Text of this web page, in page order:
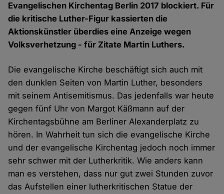
Evangelischen Kirchentag Berlin 2017 blockiert. Für
die kritische Luther-Figur kassierten die
Aktionskünstler überdies eine Anzeige wegen
Volksverhetzung - für Zitate Martin Luthers.
Die evangelische Kirche beschäftigt sich auch mit
den dunklen Seiten von Martin Luther, besonders
mit seinem Antisemitismus. Das jedenfalls war heute
gegen fünf Uhr von Margot Käßmann auf der
Kirchentagsbühne am Berliner Alexanderplatz zu
hören. In Wahrheit tun sich die evangelische Kirche
und der evangelische Kirchentag jedoch noch immer
sehr schwer mit der Lutherkritik. Wie anders kann
man es verstehen, dass nur gut zwei Stunden zuvor
das Aufstellen einer lutherkritischen Statue der